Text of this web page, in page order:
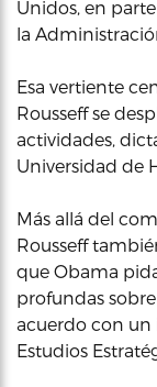
Unidos, en
la
Esa vertiente
Rousseff se
actividades,
Universidad de
Más allá del
Rousseff
que Obama
profundas
acuerdo con
Estudios